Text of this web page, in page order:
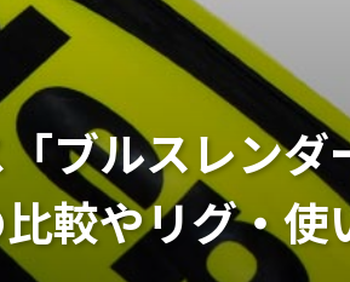
ブルスレン
較やリグ・使